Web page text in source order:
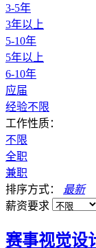
3-5年
3年以上
5-10年
5年以上
6-10年
应届
经验不限
工作性质：
不限
全职
兼职
排序方式：
最新
薪资要求
赛事视觉设